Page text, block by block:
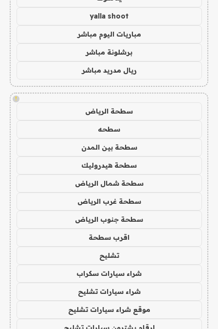
yalla shoot
مباريات اليوم مباشر
برشلونة مباشر
ريال مدريد مباشر
!
سطحة الرياض
سطحه
سطحة بين المدن
سطحة هيدروليك
سطحة شمال الرياض
سطحة غرب الرياض
سطحة جنوب الرياض
اقرب سطحة
تشليح
شراء سيارات سكراب
شراء سيارات تشليح
موقع شراء سيارات تشليح